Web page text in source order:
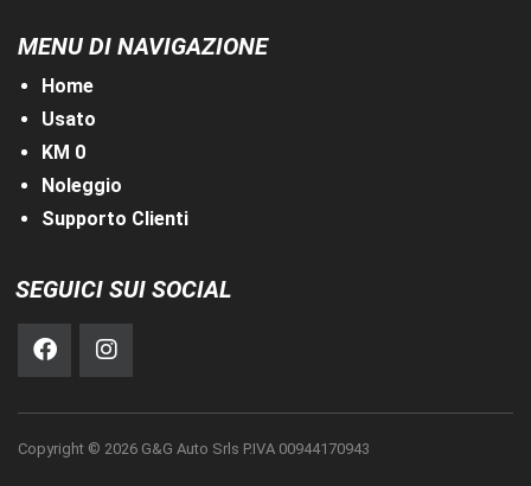
MENU DI NAVIGAZIONE
Home
Usato
KM 0
Noleggio
Supporto Clienti
SEGUICI SUI SOCIAL
Copyright © 2026 G&G Auto Srls P.IVA 00944170943